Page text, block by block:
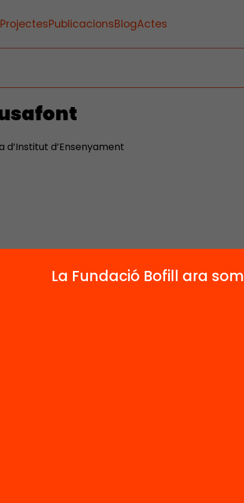
ProjectesPublicacionsBlogActes
d’Ensenyament
2
La Fundació Bofill ara som